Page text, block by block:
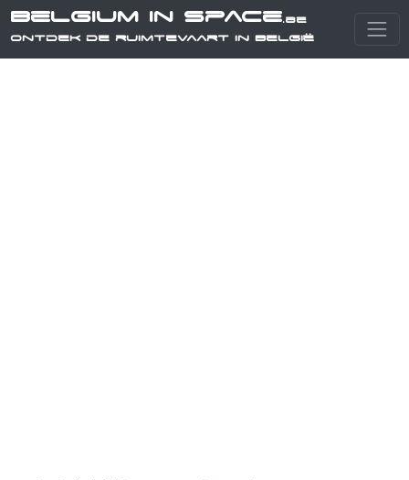
Belgium in Space.be
Ontdek de ruimtevaart in België